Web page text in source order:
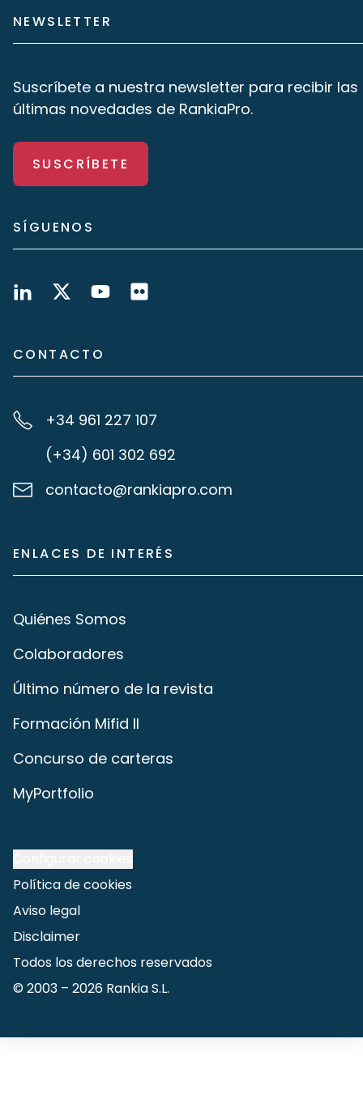
NEWSLETTER
Suscríbete a nuestra newsletter para recibir las
últimas novedades de RankiaPro.
SUSCRÍBETE
SÍGUENOS
CONTACTO
+34 961 227 107
(+34) 601 302 692
contacto@rankiapro.com
ENLACES DE INTERÉS
Quiénes Somos
Colaboradores
Último número de la revista
Formación Mifid II
Concurso de carteras
MyPortfolio
Política de cookies
Aviso legal
Disclaimer
Todos los derechos reservados
© 2003 – 2026 Rankia S.L.